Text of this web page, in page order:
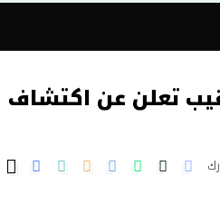
تعلن عن اكتشاف